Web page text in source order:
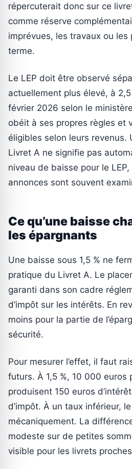
répercuterait donc sur ce
comme réserve
imprévues, les travaux ou
terme.
Le LEP doit être observé
actuellement plus élevé, à
février 2026 selon le
obéit à ses propres règles et
éligibles selon leurs revenus.
Livret A ne signifie pas
niveau de baisse pour le
annonces sont souvent
Ce qu’une baisse
les épargnants
Une baisse sous 1,5 % ne
pratique du Livret A. Le
garanti dans son cadre
d’impôt sur les intérêts. En
moins pour la partie de
sécurité.
Pour mesurer l’effet, il faut
futurs. À 1,5 %, 10 000 euros
produisent 150 euros
d’impôt. À un taux inférieur,
mécaniquement. La
modeste sur de petites
visible pour les livrets